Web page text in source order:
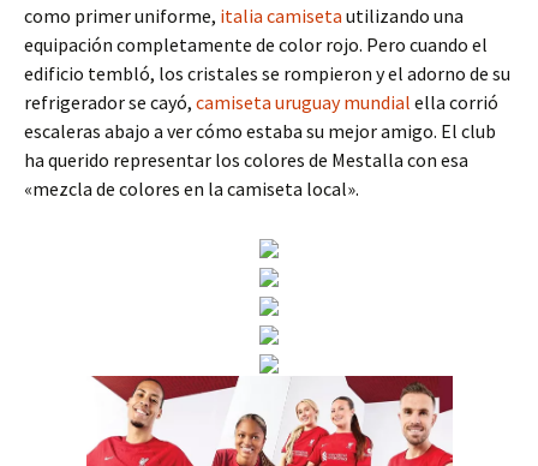
como primer uniforme, italia camiseta utilizando una
equipación completamente de color rojo. Pero cuando el
edificio tembló, los cristales se rompieron y el adorno de su
refrigerador se cayó, camiseta uruguay mundial ella corrió
escaleras abajo a ver cómo estaba su mejor amigo. El club
ha querido representar los colores de Mestalla con esa
«mezcla de colores en la camiseta local».